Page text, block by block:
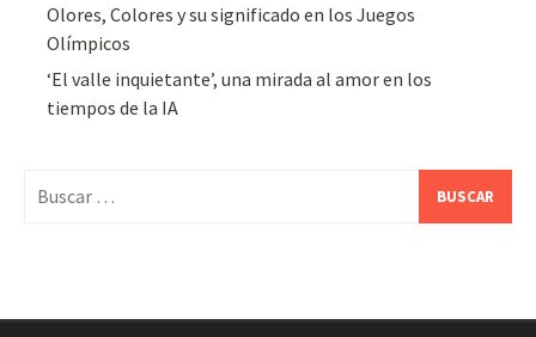
Olores, Colores y su significado en los Juegos
Olímpicos
‘El valle inquietante’, una mirada al amor en los
tiempos de la IA